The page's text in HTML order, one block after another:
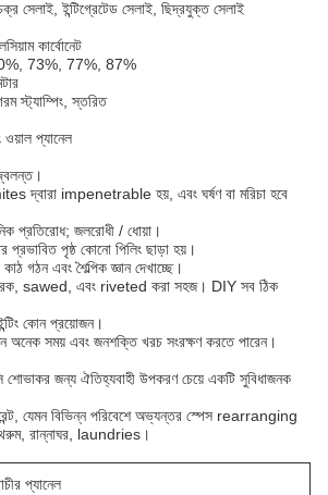
সেলাই, ইন্টিগ্রেটেড সেলাই, ছিদ্রযুক্ত সেলাই
কার্বোনেট
73%, 77%, 87%
স্ট্যাম্পিং, স্তরিত
ওয়াল প্যানেল
দ্বারা impenetrable হয়, এবং ঘর্ষণ বা মরিচা হবে
প্রতিরোধ; জলরোধী / ধোয়া।
পৃষ্ঠ কোনো পিলিং ছাড়া হয়।
গঠন এবং শৈল্পিক জ্ঞান দেখাচ্ছে।
sawed, এবং riveted করা সহজ। DIY সব ঠিক
কোন প্রয়োজন।
সময় এবং জনশক্তি খরচ সংরক্ষণ করতে পারেন।
শোভাকর জন্য ঐতিহ্যবাহী উপকরণ চেয়ে একটি সুবিধাজনক
যেমন বিভিন্ন পরিবেশে অভ্যন্তর স্পেস rearranging
রান্নাঘর, laundries।
প্যানেল